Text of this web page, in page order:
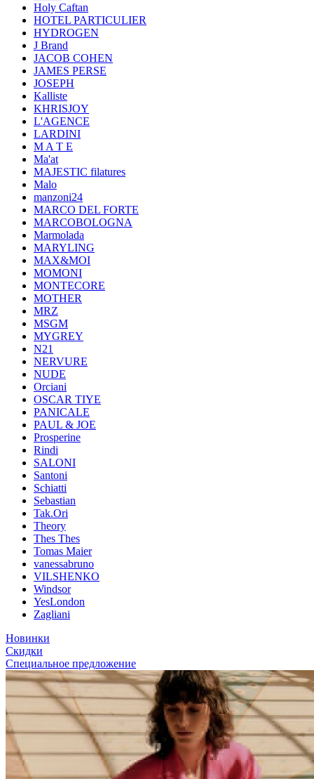
Holy Caftan
HOTEL PARTICULIER
HYDROGEN
J Brand
JACOB COHEN
JAMES PERSE
JOSEPH
Kalliste
KHRISJOY
L'AGENCE
LARDINI
M A T E
Ma'at
MAJESTIC filatures
Malo
manzoni24
MARCO DEL FORTE
MARCOBOLOGNA
Marmolada
MARYLING
MAX&MOI
MOMONI
MONTECORE
MOTHER
MRZ
MSGM
MYGREY
N21
NERVURE
NUDE
Orciani
OSCAR TIYE
PANICALE
PAUL & JOE
Prosperine
Rindi
SALONI
Santoni
Schiatti
Sebastian
Tak.Ori
Theory
Thes Thes
Tomas Maier
vanessabruno
VILSHENKO
Windsor
YesLondon
Zagliani
Новинки
Скидки
Специальное предложение